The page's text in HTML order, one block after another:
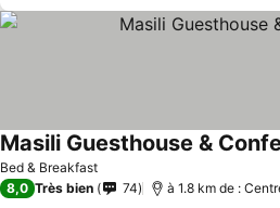
Bed & Breakfast
Masili Guesthouse &
8,0 Très bien 74 à 1.8 km de :